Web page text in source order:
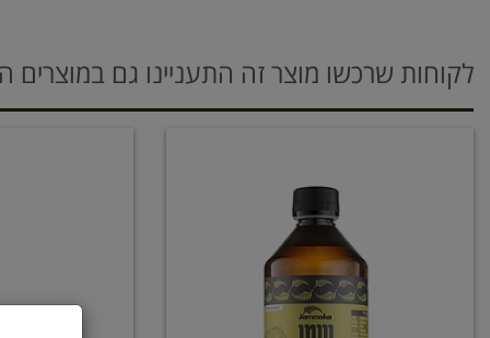
לקוחות שרכשו מוצר זה התעניינו גם במוצרים